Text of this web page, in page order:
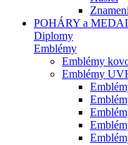
POHÁRY a
Diplomy
Emblémy
Emblémy
Emblémy